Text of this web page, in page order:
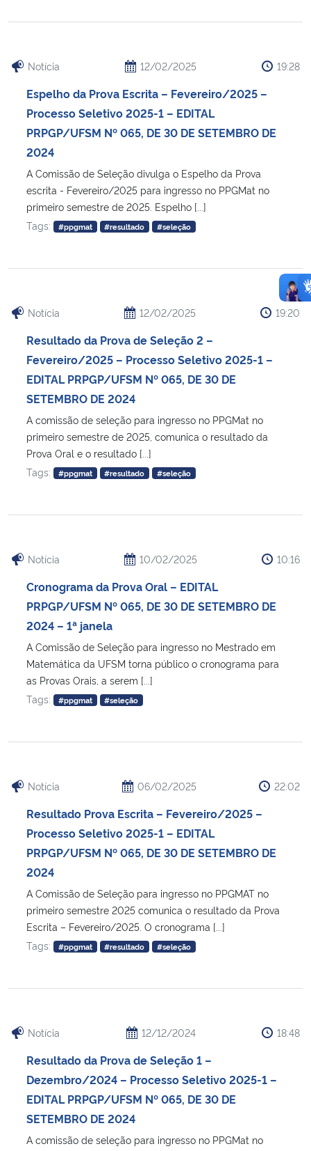
Notícia 12/02/2025 19:28
Espelho da Prova Escrita – Fevereiro/2025 –
Processo Seletivo 2025-1 – EDITAL
PRPGP/UFSM Nº 065, DE 30 DE SETEMBRO DE
2024
A Comissão de Seleção divulga o Espelho da Prova
escrita - Fevereiro/2025 para ingresso no PPGMat no
primeiro semestre de 2025. Espelho [...]
Tags:
#ppgmat #resultado #seleção
Notícia 12/02/2025 19:20
Resultado da Prova de Seleção 2 –
Fevereiro/2025 – Processo Seletivo 2025-1 –
EDITAL PRPGP/UFSM Nº 065, DE 30 DE
SETEMBRO DE 2024
A comissão de seleção para ingresso no PPGMat no
primeiro semestre de 2025, comunica o resultado da
Prova Oral e o resultado [...]
Tags:
#ppgmat #resultado #seleção
Notícia 10/02/2025 10:16
Cronograma da Prova Oral – EDITAL
PRPGP/UFSM Nº 065, DE 30 DE SETEMBRO DE
2024 – 1ª janela
A Comissão de Seleção para ingresso no Mestrado em
Matemática da UFSM torna público o cronograma para
as Provas Orais, a serem [...]
Tags:
#ppgmat #seleção
Notícia 06/02/2025 22:02
Resultado Prova Escrita – Fevereiro/2025 –
Processo Seletivo 2025-1 – EDITAL
PRPGP/UFSM Nº 065, DE 30 DE SETEMBRO DE
2024
A Comissão de Seleção para ingresso no PPGMAT no
primeiro semestre 2025 comunica o resultado da Prova
Escrita – Fevereiro/2025. O cronograma [...]
Tags:
#ppgmat #resultado #seleção
Notícia 12/12/2024 18:48
Resultado da Prova de Seleção 1 –
Dezembro/2024 – Processo Seletivo 2025-1 –
EDITAL PRPGP/UFSM Nº 065, DE 30 DE
SETEMBRO DE 2024
A comissão de seleção para ingresso no PPGMat no